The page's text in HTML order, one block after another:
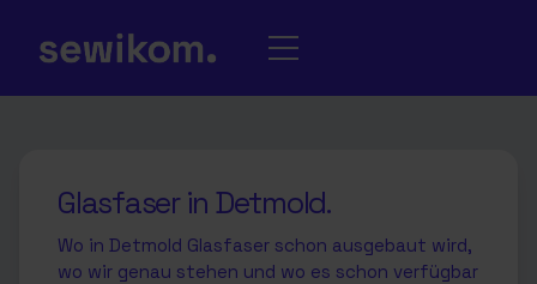
Glasfaser in Detmold.
Wo in Detmold Glasfaser schon ausgebaut wird,
wo wir genau stehen und wo es schon verfügbar